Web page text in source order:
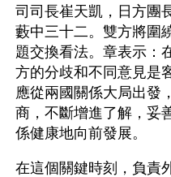
司司長崔天凱，日方團
藪中三十二。雙方將圍
題交換看法。章表示：
方的分歧和不同意見是
應從兩國關係大局出發
商，不斷增進了解，妥
係健康地向前發展。
在這個關鍵時刻，負責